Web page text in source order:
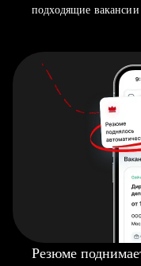
подходящие
Резюме